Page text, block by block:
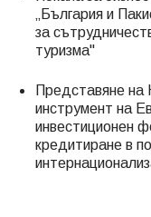
„България и
за
туризма"
Представяне на
инструмент на
инвестиционен
кредитиране в